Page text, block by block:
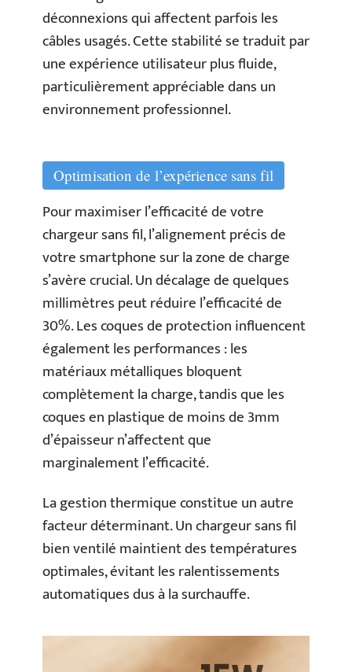
déconnexions qui affectent parfois les
câbles usagés. Cette stabilité se traduit par
une expérience utilisateur plus fluide,
particulièrement appréciable dans un
environnement professionnel.
Optimisation de l’expérience sans fil
Pour maximiser l’efficacité de votre
chargeur sans fil, l’alignement précis de
votre smartphone sur la zone de charge
s’avère crucial. Un décalage de quelques
millimètres peut réduire l’efficacité de
30%. Les coques de protection influencent
également les performances : les
matériaux métalliques bloquent
complètement la charge, tandis que les
coques en plastique de moins de 3mm
d’épaisseur n’affectent que
marginalement l’efficacité.
La gestion thermique constitue un autre
facteur déterminant. Un chargeur sans fil
bien ventilé maintient des températures
optimales, évitant les ralentissements
automatiques dus à la surchauffe.